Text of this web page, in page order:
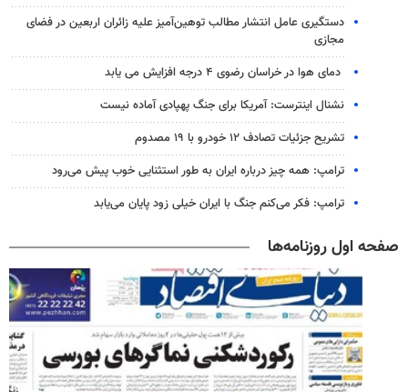
دستگیری عامل انتشار مطالب توهین‌آمیز علیه زائران اربعین در فضای
مجازی
دمای هوا در خراسان رضوی ۴ درجه افزایش می یابد
نشنال اینترست: آمریکا برای جنگ پهپادی آماده نیست
تشریح جزئیات تصادف ۱۲ خودرو با ۱۹ مصدوم
ترامپ: همه چیز درباره ایران به طور استثنایی خوب پیش می‌رود
ترامپ: فکر می‌کنم جنگ با ایران خیلی زود پایان می‌یابد
صفحه اول روزنامه‌ها